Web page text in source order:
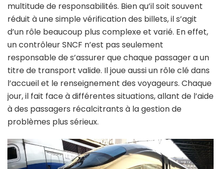
multitude de responsabilités. Bien qu’il soit souvent
réduit à une simple vérification des billets, il s’agit
d’un rôle beaucoup plus complexe et varié. En effet,
un contrôleur SNCF n’est pas seulement
responsable de s’assurer que chaque passager a un
titre de transport valide. Il joue aussi un rôle clé dans
l’accueil et le renseignement des voyageurs. Chaque
jour, il fait face à différentes situations, allant de l’aide
à des passagers récalcitrants à la gestion de
problèmes plus sérieux.